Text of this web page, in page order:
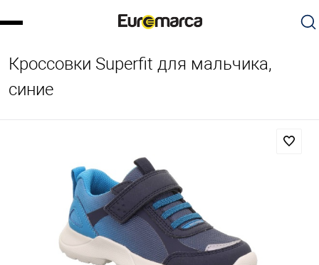
Кроссовки Superfit для мальчика,
синие